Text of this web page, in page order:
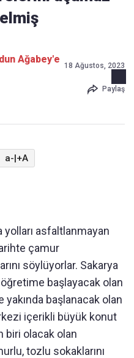
Ağabey'e
18 Ağustos, 2023
Paylaş
a-|+A
yolları asfaltlanmayan
çamur
söylüyorlar. Sakarya
başlayacak olan
başlanacak olan
içerikli büyük konut
biri olacak olan
tozlu sokaklarını